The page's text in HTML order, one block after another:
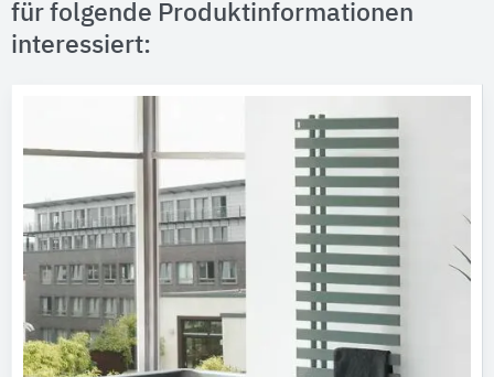
für folgende Produktinformationen
interessiert: